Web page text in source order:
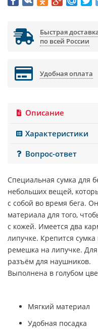
Быстрая
по всей России
Удобная оплата
Описание
Характеристики
Вопрос-ответ
Специальная сумка для
небольших вещей,
с собой во время бега.
материала для того,
с кожей. Имеется два
липучке. Крепится
ремешка на липучке.
разъём для наушников.
Выполнена в голубом
Мягкий материал
Удобная посадка